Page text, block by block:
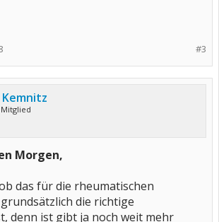
#3
Kemnitz
Morgen,
das für die rheumatischen
die richtige
denn ist gibt ja noch weit mehr